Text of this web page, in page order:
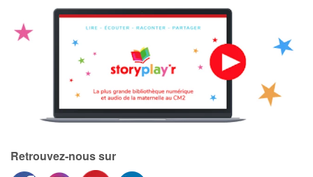
Retrouvez-nous sur